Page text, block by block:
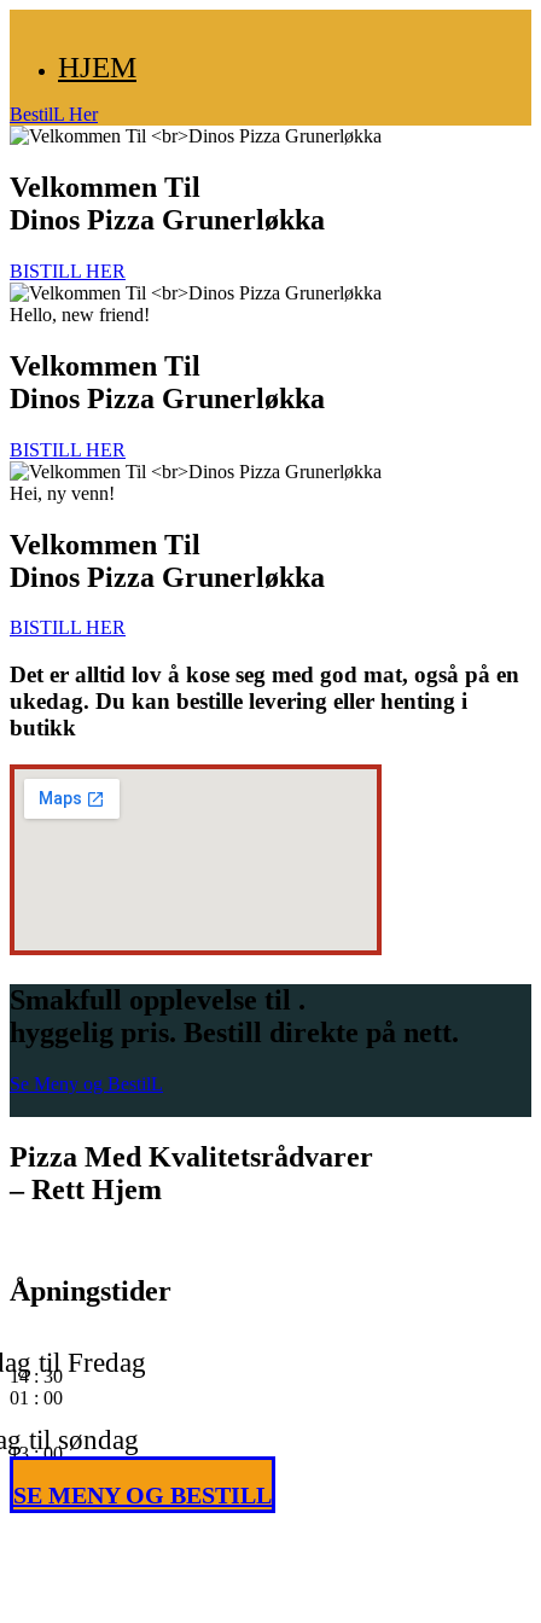
HJEM
BestilL Her
Velkommen Til
Dinos Pizza Grunerløkka
BISTILL HER
Hello, new friend!
Velkommen Til
Dinos Pizza Grunerløkka
BISTILL HER
Hei, ny venn!
Velkommen Til
Dinos Pizza Grunerløkka
BISTILL HER
Det er alltid lov å kose seg med god mat, også på en
ukedag. Du kan bestille levering eller henting i
butikk
Smakfull opplevelse til .
hyggelig pris. Bestill direkte på nett.
Se Meny og BestilL
Pizza Med Kvalitetsrådvarer
– Rett Hjem
Åpningstider
til Fredag
14 : 30
01 : 00
til søndag
13: 00
SE MENY OG BESTILL